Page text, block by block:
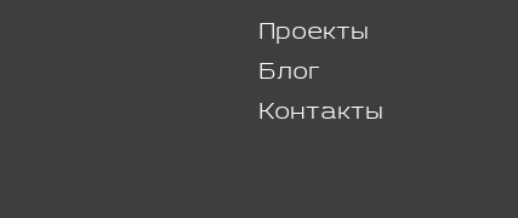
Проекты
Блог
Контакты